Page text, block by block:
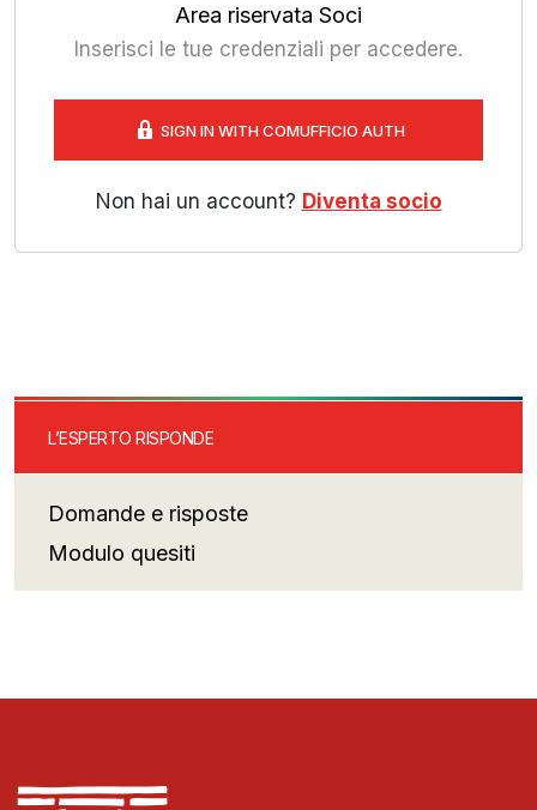
Area riservata Soci
Inserisci le tue credenziali per accedere.
SIGN IN WITH COMUFFICIO AUTH
Non hai un account? Diventa socio
L’ESPERTO RISPONDE
Domande e risposte
Modulo quesiti